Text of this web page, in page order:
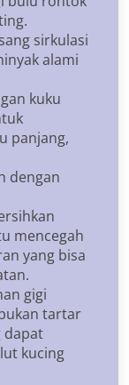
sirkulasi
alami
kuku
panjang,
dengan
mencegah
yang bisa
gigi
tartar
dapat
kucing